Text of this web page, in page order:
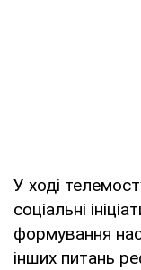
У ході
соціальні
формування
інших питань